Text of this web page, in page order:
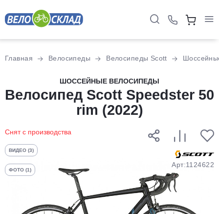
Главная Велосипеды Велосипеды Scott
ШОССЕЙНЫЕ ВЕЛОСИПЕДЫ
Велосипед Scott Speedster 50
rim (2022)
Снят с производства
ВИДЕО (3)
ФОТО (1)
Арт:1124622
Разбейте
оплатуна части
без переплат
График платежей